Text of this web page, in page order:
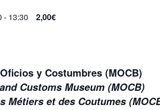
- 13:30 2,00€
y Costumbres (MOCB)
Customs Museum (MOCB)
Métiers et des Coutumes